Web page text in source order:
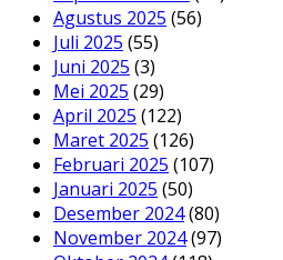
Agustus 2025 (56)
Juli 2025 (55)
Juni 2025 (3)
Mei 2025 (29)
April 2025 (122)
Maret 2025 (126)
Februari 2025 (107)
Januari 2025 (50)
Desember 2024(80)
November 2024(97)